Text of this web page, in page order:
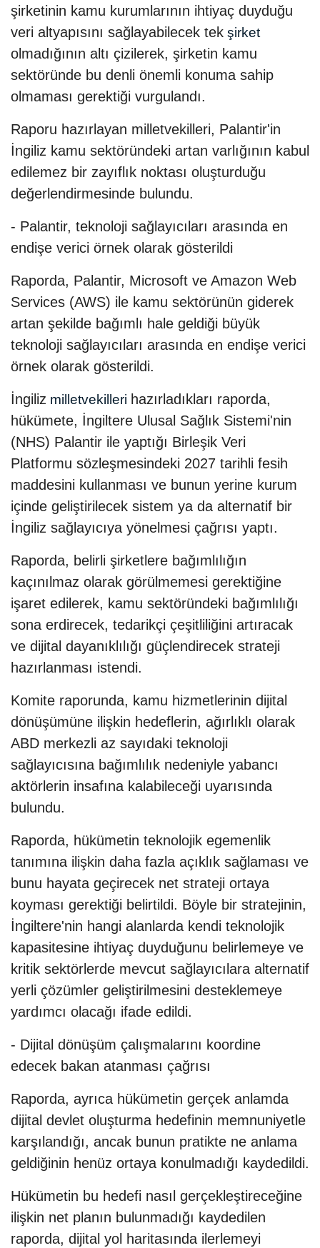
şirketinin kamu kurumlarının ihtiyaç duyduğu
veri altyapısını sağlayabilecek tek şirket
olmadığının altı çizilerek, şirketin kamu
sektöründe bu denli önemli konuma sahip
olmaması gerektiği vurgulandı.
Raporu hazırlayan milletvekilleri, Palantir'in
İngiliz kamu sektöründeki artan varlığının kabul
edilemez bir zayıflık noktası oluşturduğu
değerlendirmesinde bulundu.
- Palantir, teknoloji sağlayıcıları arasında en
endişe verici örnek olarak gösterildi
Raporda, Palantir, Microsoft ve Amazon Web
Services (AWS) ile kamu sektörünün giderek
artan şekilde bağımlı hale geldiği büyük
teknoloji sağlayıcıları arasında en endişe verici
örnek olarak gösterildi.
İngiliz milletvekilleri hazırladıkları raporda,
hükümete, İngiltere Ulusal Sağlık Sistemi'nin
(NHS) Palantir ile yaptığı Birleşik Veri
Platformu sözleşmesindeki 2027 tarihli fesih
maddesini kullanması ve bunun yerine kurum
içinde geliştirilecek sistem ya da alternatif bir
İngiliz sağlayıcıya yönelmesi çağrısı yaptı.
Raporda, belirli şirketlere bağımlılığın
kaçınılmaz olarak görülmemesi gerektiğine
işaret edilerek, kamu sektöründeki bağımlılığı
sona erdirecek, tedarikçi çeşitliliğini artıracak
ve dijital dayanıklılığı güçlendirecek strateji
hazırlanması istendi.
Komite raporunda, kamu hizmetlerinin dijital
dönüşümüne ilişkin hedeflerin, ağırlıklı olarak
ABD merkezli az sayıdaki teknoloji
sağlayıcısına bağımlılık nedeniyle yabancı
aktörlerin insafına kalabileceği uyarısında
bulundu.
Raporda, hükümetin teknolojik egemenlik
tanımına ilişkin daha fazla açıklık sağlaması ve
bunu hayata geçirecek net strateji ortaya
koyması gerektiği belirtildi. Böyle bir stratejinin,
İngiltere'nin hangi alanlarda kendi teknolojik
kapasitesine ihtiyaç duyduğunu belirlemeye ve
kritik sektörlerde mevcut sağlayıcılara alternatif
yerli çözümler geliştirilmesini desteklemeye
yardımcı olacağı ifade edildi.
- Dijital dönüşüm çalışmalarını koordine
edecek bakan atanması çağrısı
Raporda, ayrıca hükümetin gerçek anlamda
dijital devlet oluşturma hedefinin memnuniyetle
karşılandığı, ancak bunun pratikte ne anlama
geldiğinin henüz ortaya konulmadığı kaydedildi.
Hükümetin bu hedefi nasıl gerçekleştireceğine
ilişkin net planın bulunmadığı kaydedilen
raporda, dijital yol haritasında ilerlemeyi